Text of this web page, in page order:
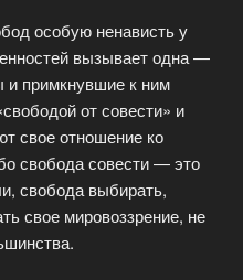
особую ненависть у
вызывает одна —
и примкнувшие к ним
от совести» и
свое отношение ко
свобода совести — это
свобода выбирать,
свое мировоззрение, не